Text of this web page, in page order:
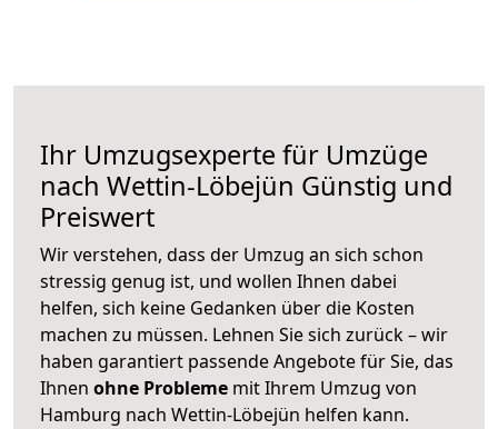
Ihr Umzugsexperte für Umzüge
nach Wettin-Löbejün Günstig und
Preiswert
Wir verstehen, dass der Umzug an sich schon
stressig genug ist, und wollen Ihnen dabei
helfen, sich keine Gedanken über die Kosten
machen zu müssen. Lehnen Sie sich zurück – wir
haben garantiert passende Angebote für Sie, das
Ihnen ohne Probleme mit Ihrem Umzug von
Hamburg nach Wettin-Löbejün helfen kann.